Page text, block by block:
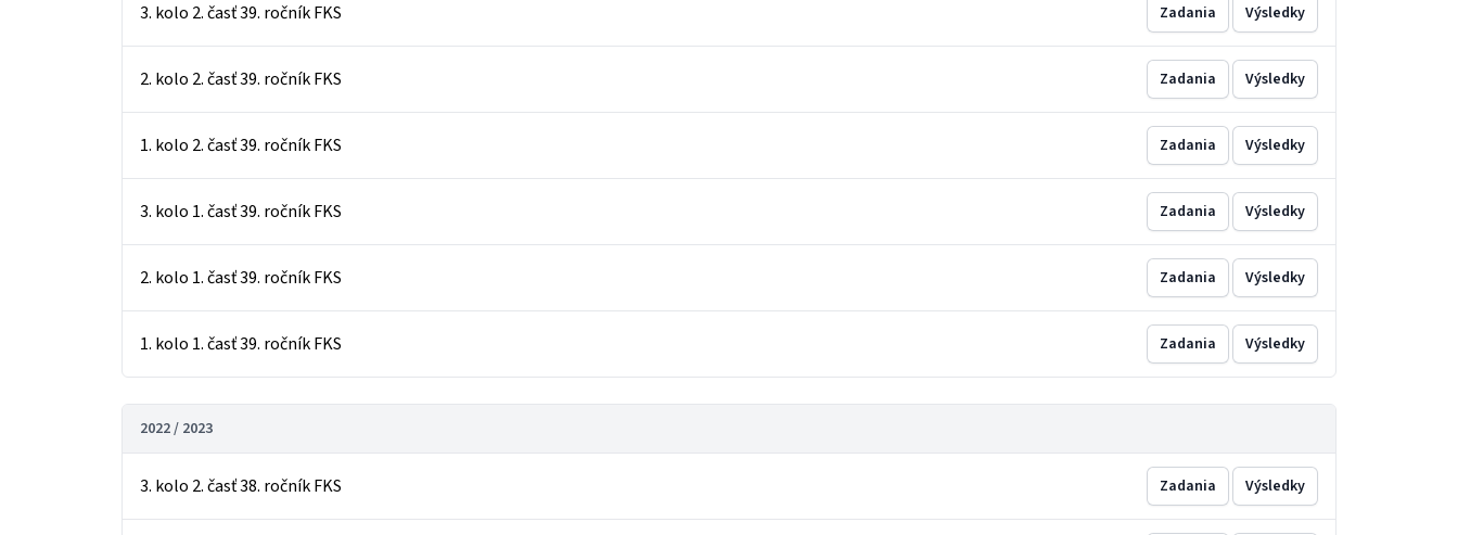
3. kolo 2. časť 39. ročník FKS Zadania Výsledky
2. kolo 2. časť 39. ročník FKS Zadania Výsledky
1. kolo 2. časť 39. ročník FKS Zadania Výsledky
3. kolo 1. časť 39. ročník FKS Zadania Výsledky
2. kolo 1. časť 39. ročník FKS Zadania Výsledky
1. kolo 1. časť 39. ročník FKS Zadania Výsledky
2022 / 2023
3. kolo 2. časť 38. ročník FKS Zadania Výsledky